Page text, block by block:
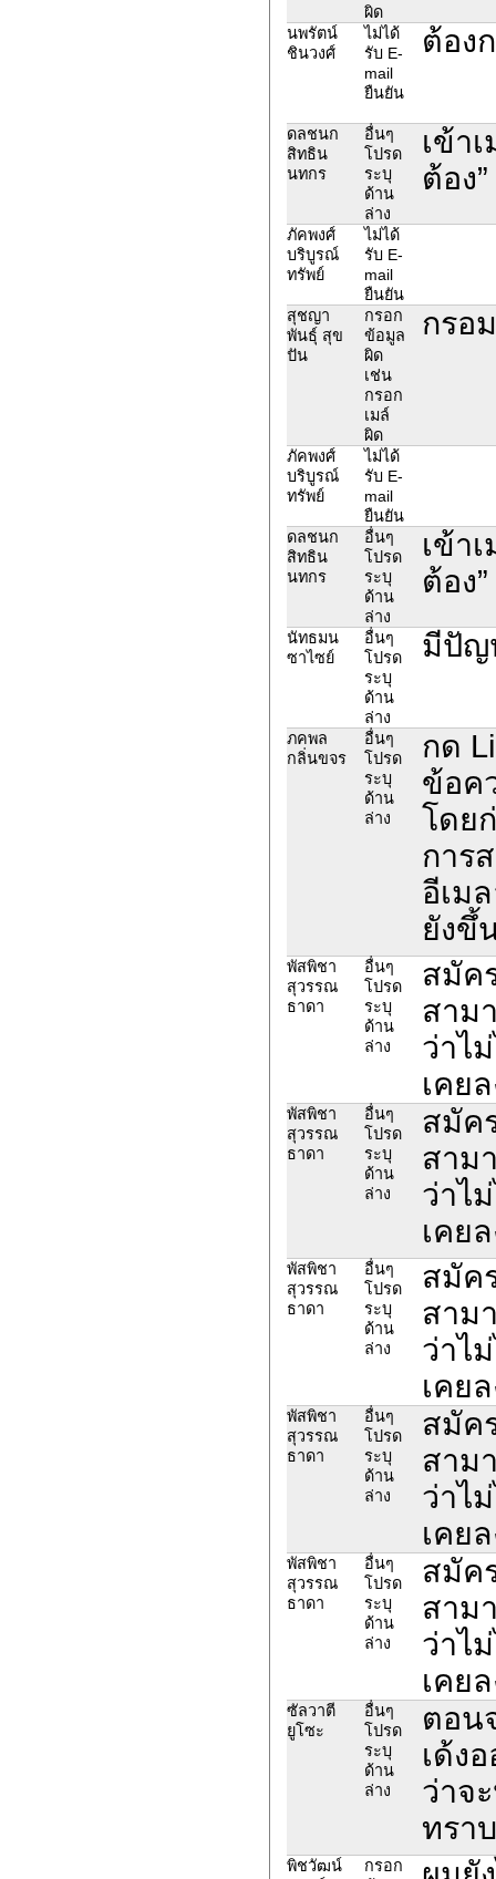
ผิด
นพรัตน์
ชินวงศ์
ไม่ได้
รับ E-
mail
ยืนยัน
ต้อง
ดลชนก
สิทธิน
นทกร
อื่นๆ
โปรด
ระบุ
ด้าน
ล่าง
เข้า
ต้อง”
ภัคพงศ์
บริบูรณ์
ทรัพย์
ไม่ได้
รับ E-
mail
ยืนยัน
สุชญา
พันธุ์ สุข
ปัน
กรอก
ข้อมูล
ผิด
เช่น
กรอก
เมล์
ผิด
กรอ
ภัคพงศ์
บริบูรณ์
ทรัพย์
ไม่ได้
รับ E-
mail
ยืนยัน
ดลชนก
สิทธิน
นทกร
อื่นๆ
โปรด
ระบุ
ด้าน
ล่าง
เข้า
ต้อง”
นัทธมน
ซาไซย์
อื่นๆ
โปรด
ระบุ
ด้าน
ล่าง
มีปัญ
ภคพล
กลิ่นขจร
อื่นๆ
โปรด
ระบุ
ด้าน
ล่าง
กด
ข้อค
โดย
การ
อีเม
ยังขึ้
พัสพิชา
สุวรรณ
ธาดา
อื่นๆ
โปรด
ระบุ
ด้าน
ล่าง
สมัค
สาม
ว่าไ
เคย
พัสพิชา
สุวรรณ
ธาดา
อื่นๆ
โปรด
ระบุ
ด้าน
ล่าง
สมัค
สาม
ว่าไ
เคย
พัสพิชา
สุวรรณ
ธาดา
อื่นๆ
โปรด
ระบุ
ด้าน
ล่าง
สมัค
สาม
ว่าไ
เคย
พัสพิชา
สุวรรณ
ธาดา
อื่นๆ
โปรด
ระบุ
ด้าน
ล่าง
สมัค
สาม
ว่าไ
เคย
พัสพิชา
สุวรรณ
ธาดา
อื่นๆ
โปรด
ระบุ
ด้าน
ล่าง
สมัค
สาม
ว่าไ
เคย
ซัลวาตี
ยูโซะ
อื่นๆ
โปรด
ระบุ
ด้าน
ล่าง
ตอน
เด้ง
ว่าจ
ทรา
พิชวัฒน์
กรอก